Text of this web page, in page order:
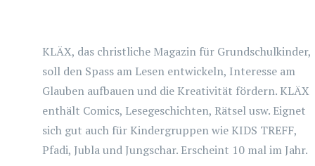
KLÄX, das christliche Magazin für Grundschulkinder,
soll den Spass am Lesen entwickeln, Interesse am
Glauben aufbauen und die Kreativität fördern. KLÄX
enthält Comics, Lesegeschichten, Rätsel usw. Eignet
sich gut auch für Kindergruppen wie KIDS TREFF,
Pfadi, Jubla und Jungschar. Erscheint 10 mal im Jahr.